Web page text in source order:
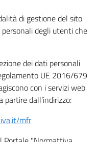
di gestione del sito
degli utenti che
dei dati personali
UE 2016/679
con i servizi web
partire dall’indirizzo:
mfr